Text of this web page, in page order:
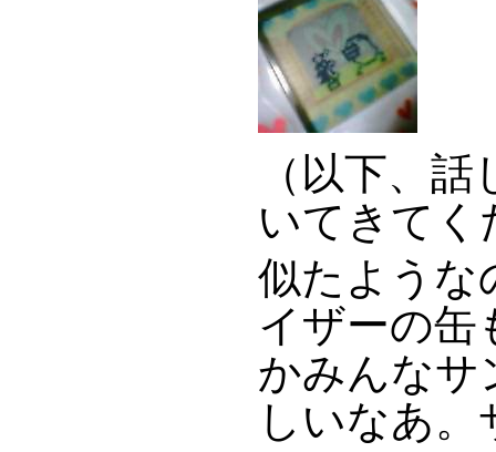
（以下、
いてきてく
似たような
イザーの缶
かみんなサ
しいなあ